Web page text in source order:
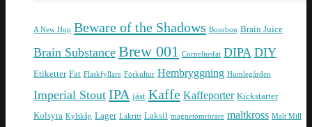
A New Hop Beware of the Shadows Bourbon Brain Juice
Brain Substance Brew 001 Corneliusfat DIPA DIY
Etiketter Fat Flaskfyllare Förkultur Hembryggning Humlegården
Imperial Stout IPA jäst Kaffe Kaffeporter Kickstarter
Kolsyra Kylskåp Lager Lakrits Laksil magnetomrörare maltkross Malt Mill